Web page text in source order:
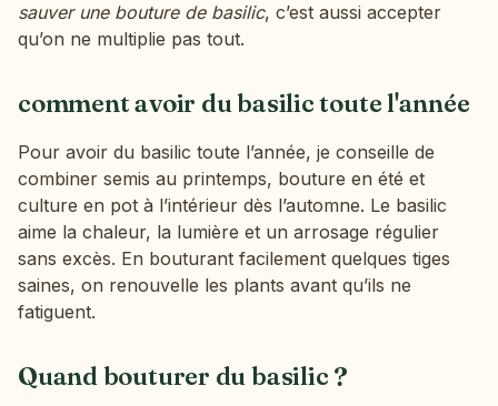
sauver une bouture de basilic, c’est aussi accepter
qu’on ne multiplie pas tout.
comment avoir du basilic toute l'année
Pour avoir du basilic toute l’année, je conseille de
combiner semis au printemps, bouture en été et
culture en pot à l’intérieur dès l’automne. Le basilic
aime la chaleur, la lumière et un arrosage régulier
sans excès. En bouturant facilement quelques tiges
saines, on renouvelle les plants avant qu’ils ne
fatiguent.
Quand bouturer du basilic ?